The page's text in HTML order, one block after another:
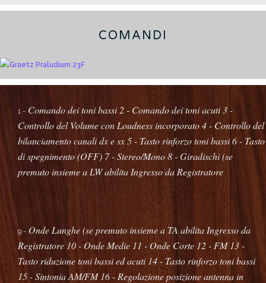
COMANDI
1 - Comando dei toni bassi2 - Comando dei toni acuti3 -
Controllo del Volume con Loudness incorporato4 - Controllo del
bilanciamento canali dx e sx5 - Tasto rinforzo toni bassi6 - Tasto
di spegnimento (OFF) 7 - Stereo/Mono8 - Giradischi (se
premuto insieme a LW abilita Ingresso da Registratore
9 - Onde Lunghe (se premuto insieme a TA abilita Ingresso da
Registratore 10 - Onde Medie 11 - Onde Corte 12 - FM13 -
Tasto riduzione toni bassi ed acuti14 - Tasto rinforzo toni bassi
15 - Sintonia AM/FM16 - Regolazione posizione antenna in